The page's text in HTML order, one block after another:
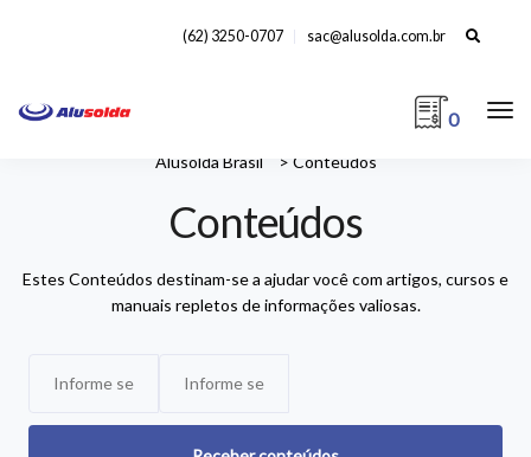
Search
(62) 3250-0707 sac@alusolda.com.br
0
Alusolda Brasil > Conteúdos
Conteúdos
Estes Conteúdos destinam-se a ajudar você com artigos, cursos e
manuais repletos de informações valiosas.